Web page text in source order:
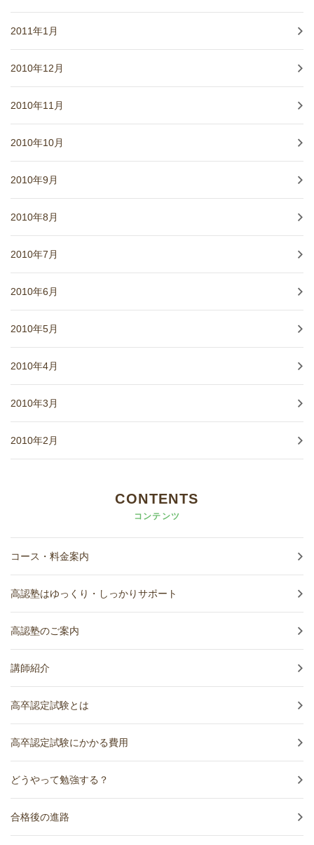
2011年1月
2010年12月
2010年11月
2010年10月
2010年9月
2010年8月
2010年7月
2010年6月
2010年5月
2010年4月
2010年3月
2010年2月
CONTENTS
コンテンツ
コース・料金案内
高認塾はゆっくり・しっかりサポート
高認塾のご案内
講師紹介
高卒認定試験とは
高卒認定試験にかかる費用
どうやって勉強する？
合格後の進路